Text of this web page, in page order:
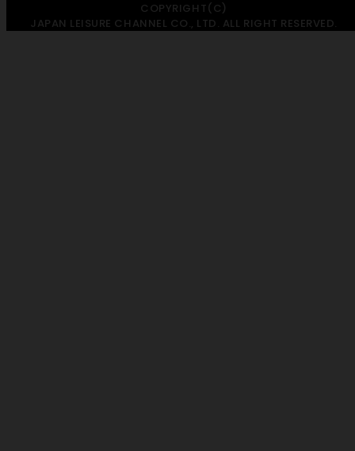
COPYRIGHT(C)
JAPAN LEISURE CHANNEL CO., LTD. ALL RIGHT RESERVED.